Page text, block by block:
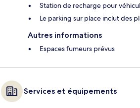
Station de recharge pour
Le parking sur place inclut des
Autres informations
Espaces fumeurs prévus
Services et équipements